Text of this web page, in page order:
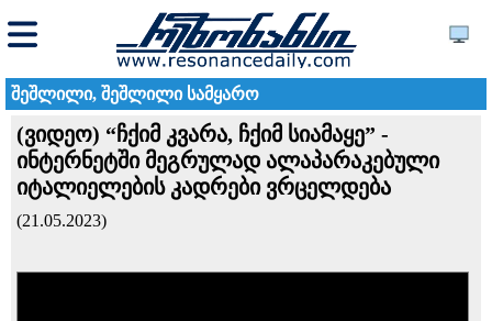
შეშლილი, შეშლილი სამყარო
(ვიდეო) “ჩქიმ კვარა, ჩქიმ სიამაყე” -
ინტერნეტში მეგრულად ალაპარაკებული
იტალიელების კადრები ვრცელდება
(21.05.2023)